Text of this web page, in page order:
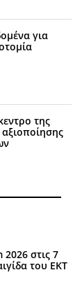
για
της
στις 7
του ΕΚΤ